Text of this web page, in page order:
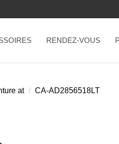
RENDEZ-VOUS
at CA-AD2856518LT